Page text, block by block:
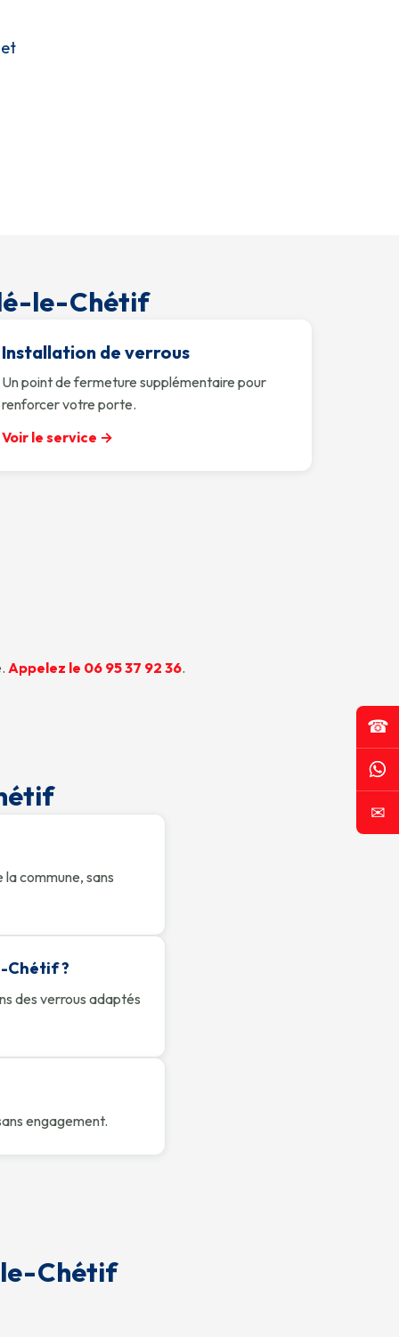
le-Chétif
Installation de verrous
Un point de fermeture supplémentaire pour
renforcer votre porte.
Voir le service →
Appelez le 06 95 37 92 36.
la commune, sans
Chétif ?
des verrous adaptés
engagement.
le-Chétif
☎
✉